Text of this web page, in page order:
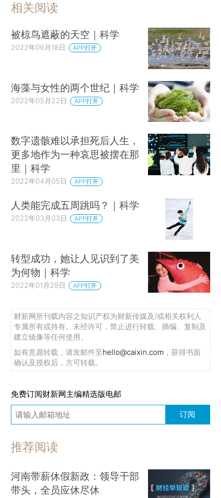
相关阅读
被椋鸟遮蔽的天空｜科学
2022年06月18日 APP打开
海藻与女性的两个世纪｜科学
2022年05月22日 APP打开
数字遗骸难以承担死后人生，
更多地作为一种哀思被摆在那
里｜科学
2022年04月05日 APP打开
人类能完成五周跳吗？｜科学
2022年03月03日 APP打开
转型成功，她让人见识到了美
为何物｜科学
2022年01月29日 APP打开
财新网所刊载内容之知识产权为财新传媒及/或相关权利人
专属所有或持有。未经许可，禁止进行转载、摘编、复制及
建立镜像等任何使用。
如有意愿转载，请发邮件至hello@caixin.com ，获得书面
确认及授权后，方可转载。
免费订阅财新网主编精选版电邮
订阅
推荐阅读
河南带薪休假新政：领导干部
带头，全员应休尽休